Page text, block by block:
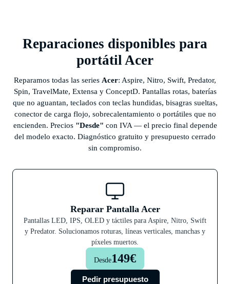
Reparaciones disponibles para
portátil Acer
Reparamos todas las series Acer: Aspire, Nitro, Swift, Predator,
Spin, TravelMate, Extensa y ConceptD. Pantallas rotas, baterías
que no aguantan, teclados con teclas hundidas, bisagras sueltas,
conector de carga flojo, sobrecalentamiento o portátiles que no
encienden. Precios "Desde" con IVA — el precio final depende
del modelo exacto. Diagnóstico gratuito y presupuesto cerrado
sin compromiso.
Reparar Pantalla Acer
Pantallas LED, IPS, OLED y táctiles para Aspire, Nitro, Swift
y Predator. Solucionamos roturas, líneas verticales, manchas y
píxeles muertos.
Desde149€
Pedir presupuesto